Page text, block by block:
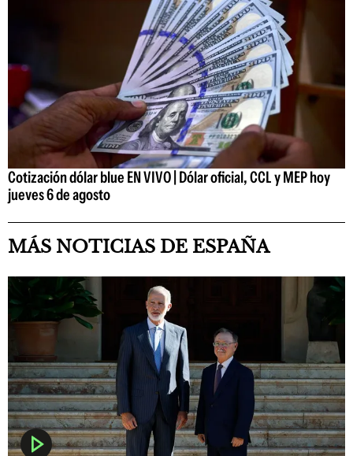
Cotización dólar blue EN VIVO | Dólar oficial, CCL y MEP hoy
jueves 6 de agosto
MÁS NOTICIAS DE ESPAÑA